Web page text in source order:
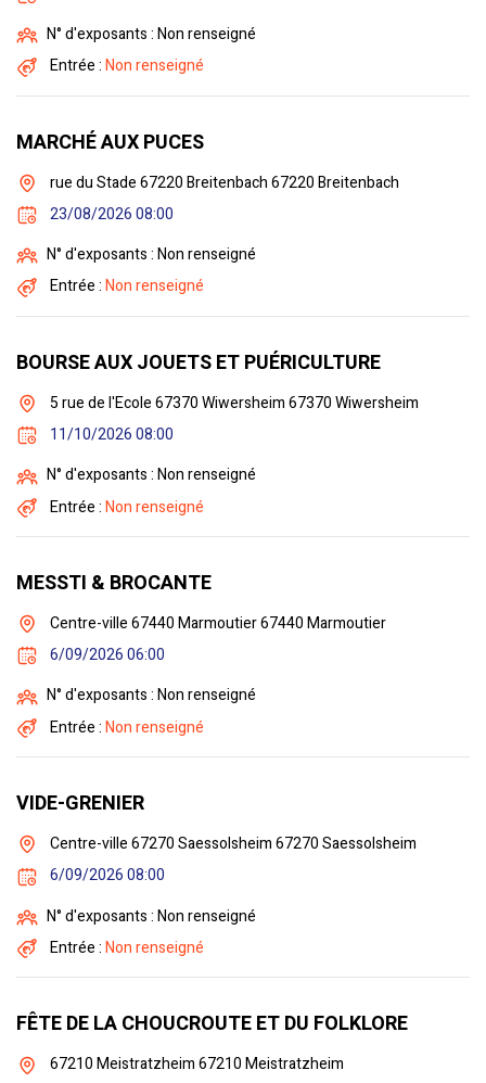
N° d'exposants : Non renseigné
Entrée :Non renseigné
MARCHÉ AUX PUCES
rue du Stade 67220 Breitenbach 67220 Breitenbach
23/08/2026 08:00
N° d'exposants : Non renseigné
Entrée :Non renseigné
BOURSE AUX JOUETS ET PUÉRICULTURE
5 rue de l'Ecole 67370 Wiwersheim 67370 Wiwersheim
11/10/2026 08:00
N° d'exposants : Non renseigné
Entrée :Non renseigné
MESSTI & BROCANTE
Centre-ville 67440 Marmoutier 67440 Marmoutier
6/09/2026 06:00
N° d'exposants : Non renseigné
Entrée :Non renseigné
VIDE-GRENIER
Centre-ville 67270 Saessolsheim 67270 Saessolsheim
6/09/2026 08:00
N° d'exposants : Non renseigné
Entrée :Non renseigné
FÊTE DE LA CHOUCROUTE ET DU FOLKLORE
67210 Meistratzheim 67210 Meistratzheim